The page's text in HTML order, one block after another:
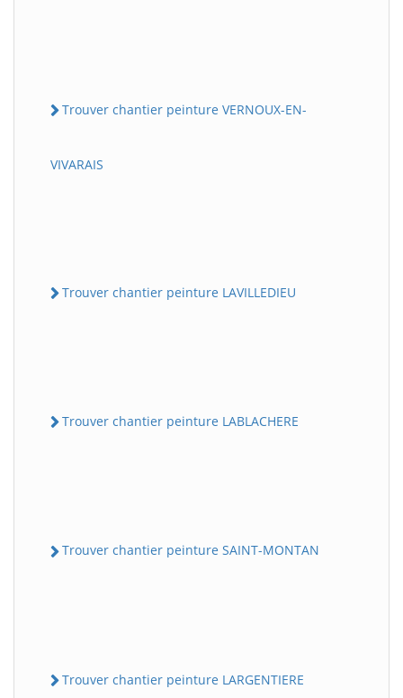
Trouver chantier peinture VERNOUX-EN-
VIVARAIS
Trouver chantier peinture LAVILLEDIEU
Trouver chantier peinture LABLACHERE
Trouver chantier peinture SAINT-MONTAN
Trouver chantier peinture LARGENTIERE